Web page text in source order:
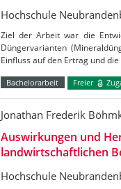
Hochschule
Ziel der Arbeit war die
Düngervarianten
Einfluss auf den Ertrag und
Bachelorarbeit Freier
Jonathan Frederik
Auswirkungen und
landwirtschaftlichen
Hochschule